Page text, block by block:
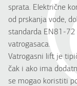
sprata. Električne
od prskanja vode,
standarda EN81-
vatrogasaca.
Vatrogasni lift je
čak i ako ima
se mogao koristiti